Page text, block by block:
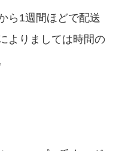
ら1週間ほどで配送
よりましては時間の